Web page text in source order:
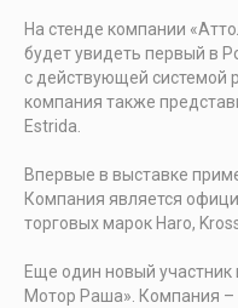
На стенде компании
будет увидеть первый в
с действующей системой
компания также
Estrida.
Впервые в выставке
Компания является
торговых марок Haro,
Еще один новый
Мотор Раша». Компания